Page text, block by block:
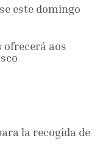
este domingo
ofrecerá aos
la recogida de